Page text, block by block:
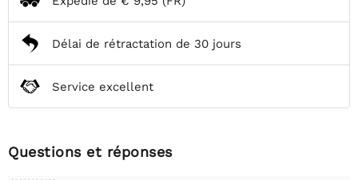
Délai de rétractation de 30 jours
Service excellent
Questions et réponses